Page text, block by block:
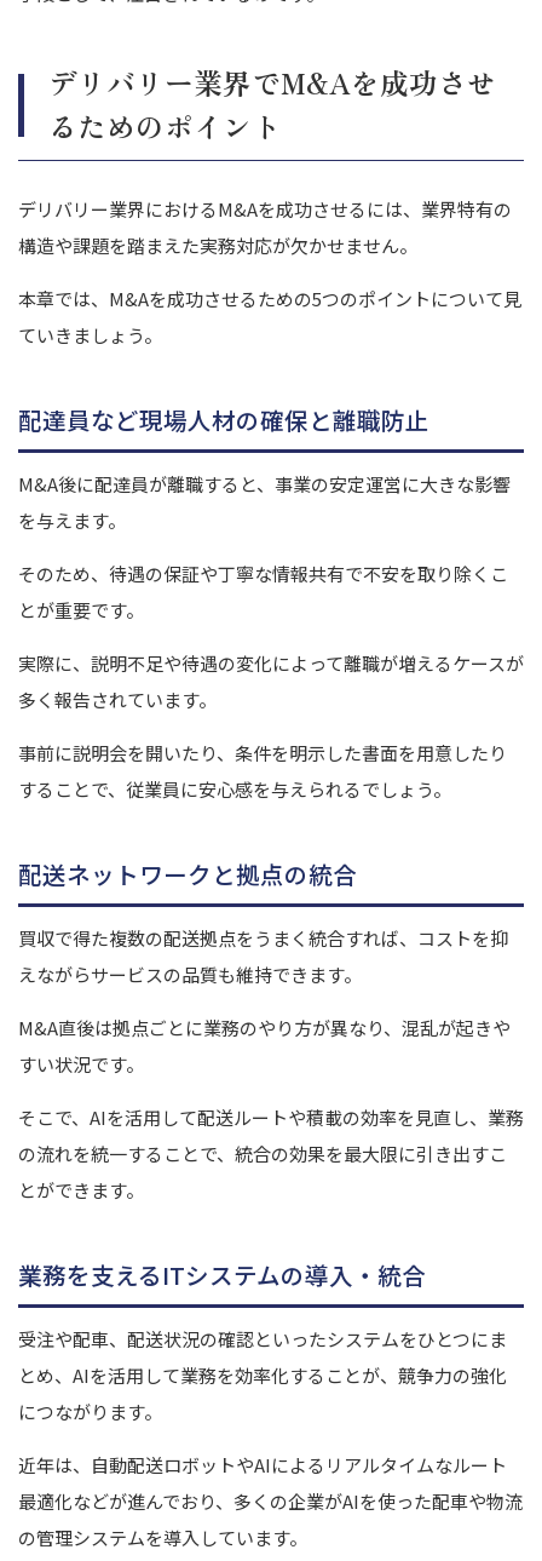
デリバリー業界でM&Aを成功させ
るためのポイント
デリバリー業界におけるM&Aを成功させるには、業界特有の
構造や課題を踏まえた実務対応が欠かせません。
本章では、M&Aを成功させるための5つのポイントについて見
ていきましょう。
配達員など現場人材の確保と離職防止
M&A後に配達員が離職すると、事業の安定運営に大きな影響
を与えます。
そのため、待遇の保証や丁寧な情報共有で不安を取り除くこ
とが重要です。
実際に、説明不足や待遇の変化によって離職が増えるケースが
多く報告されています。
事前に説明会を開いたり、条件を明示した書面を用意したり
することで、従業員に安心感を与えられるでしょう。
配送ネットワークと拠点の統合
買収で得た複数の配送拠点をうまく統合すれば、コストを抑
えながらサービスの品質も維持できます。
M&A直後は拠点ごとに業務のやり方が異なり、混乱が起きや
すい状況です。
そこで、AIを活用して配送ルートや積載の効率を見直し、業務
の流れを統一することで、統合の効果を最大限に引き出すこ
とができます。
業務を支えるITシステムの導入・統合
受注や配車、配送状況の確認といったシステムをひとつにま
とめ、AIを活用して業務を効率化することが、競争力の強化
につながります。
近年は、自動配送ロボットやAIによるリアルタイムなルート
最適化などが進んでおり、多くの企業がAIを使った配車や物流
の管理システムを導入しています。